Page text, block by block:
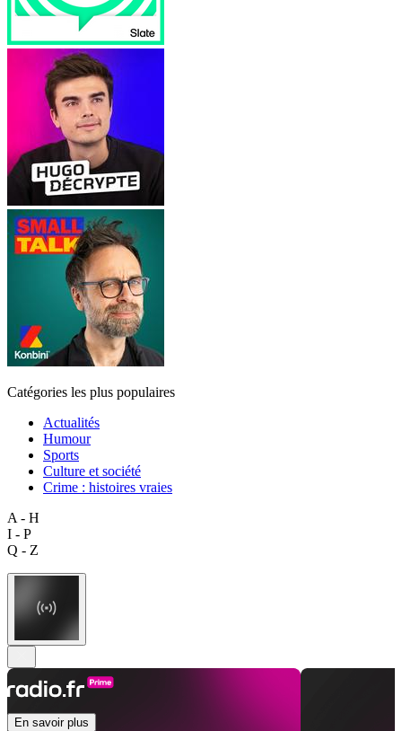
Catégories les plus populaires
Actualités
Humour
Sports
Culture et société
Crime : histoires vraies
A - H
I - P
Q - Z
En savoir plus